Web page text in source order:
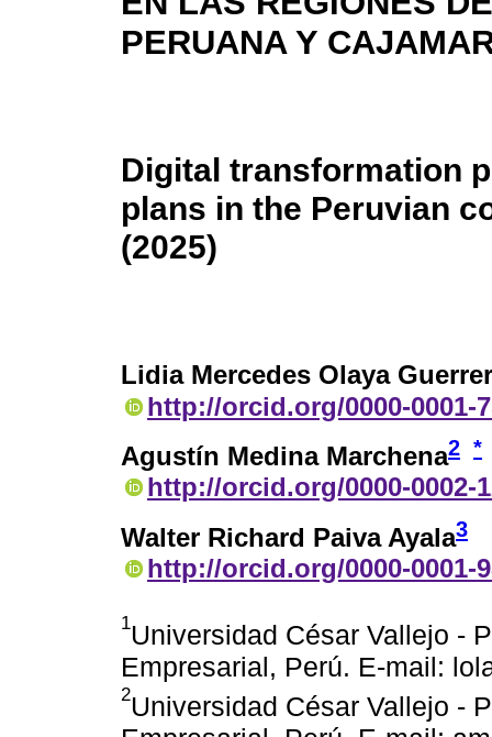
PERUANA Y
Digital transformation
plans in the Peruvian
(2025)
Lidia Mercedes Olaya
http://orcid.org/0000-0001-
Agustín Medina Marchena2 *
http://orcid.org/0000-0002-
Walter Richard Paiva Ayala3
http://orcid.org/0000-0001-
1Universidad César Vallejo -
Empresarial, Perú. E-mail:
2Universidad César Vallejo -